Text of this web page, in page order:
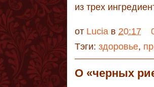
из трех
от Lucia в 20:17
Тэги: здоровье,
О «черных